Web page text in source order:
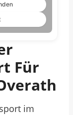
Für
im